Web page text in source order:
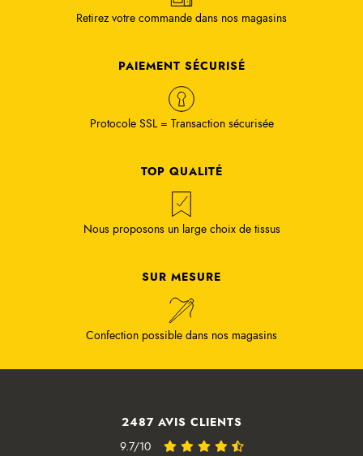
Retirez votre commande dans nos magasins
PAIEMENT SÉCURISÉ
Protocole SSL = Transaction sécurisée
TOP QUALITÉ
Nous proposons un large choix de tissus
SUR MESURE
Confection possible dans nos magasins
2487 AVIS CLIENTS
9.7/10